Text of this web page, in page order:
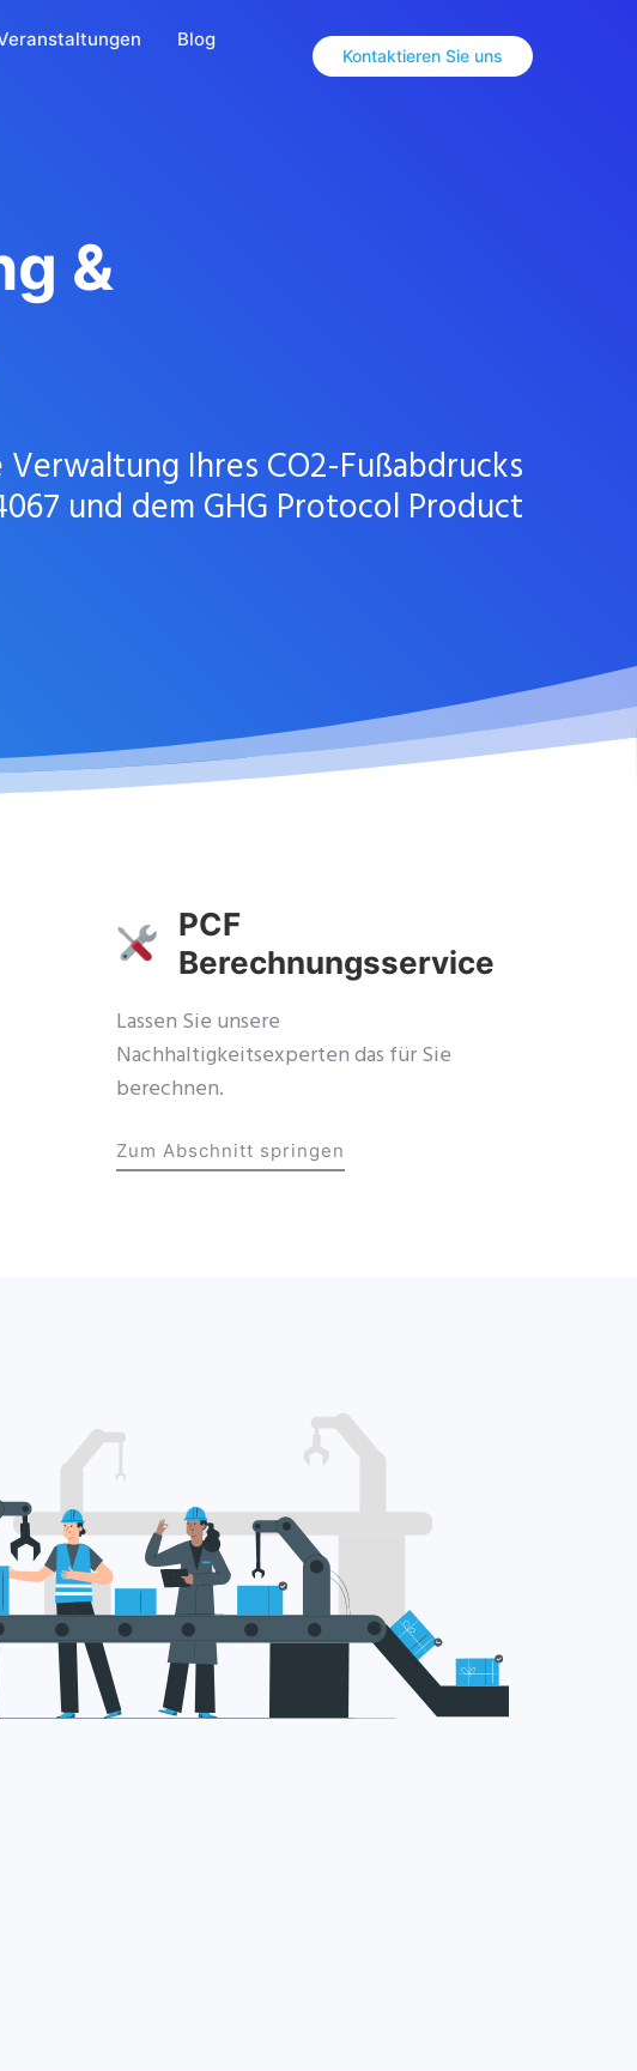
Blog
Kontaktieren Sie uns
&
Ihres CO2-Fußabdrucks
und dem GHG Protocol Product
PCF
Berechnungsservice
Lassen Sie unsere
Nachhaltigkeitsexperten das für Sie
berechnen.
Zum Abschnitt springen